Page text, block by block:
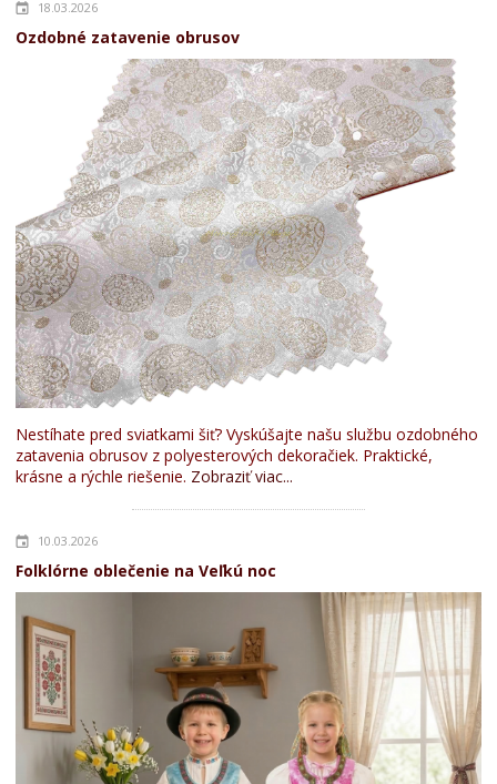
18.03.2026
Ozdobné zatavenie obrusov
Nestíhate pred sviatkami šiť? Vyskúšajte našu službu ozdobného
zatavenia obrusov z polyesterových dekoračiek. Praktické,
krásne a rýchle riešenie. Zobraziť viac...
10.03.2026
Folklórne oblečenie na Veľkú noc